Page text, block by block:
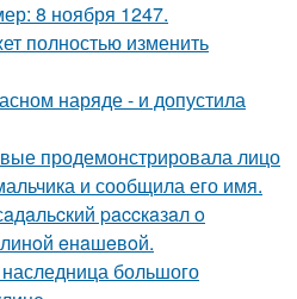
8 ноября 1247.
полностью изменить
наряде - и допустила
продемонстрировала лицо
и сообщила его имя.
paccкaзaл o
eнaшeвoй.
большого